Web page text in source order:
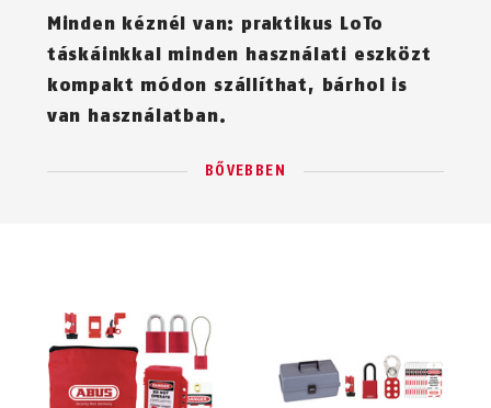
Minden kéznél van: praktikus LoTo
táskáinkkal minden használati eszközt
kompakt módon szállíthat, bárhol is
van használatban.
BŐVEBBEN